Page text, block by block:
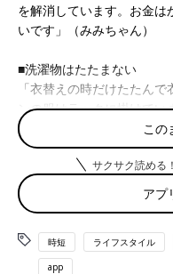
を解消しています。お金は
いです」（みみちゃん）
■洗濯物はたたまない
「衣替えの時だけたたん
ンの服はラックに掛けて
■布団は干さない
「布団は、すのこベッド
す。定期的に掃除機はかけ
「私の時短アイテム、それ
クになります」（ぬまさ）
この
サクサク読める
アプ
時短 ライフスタイル
app